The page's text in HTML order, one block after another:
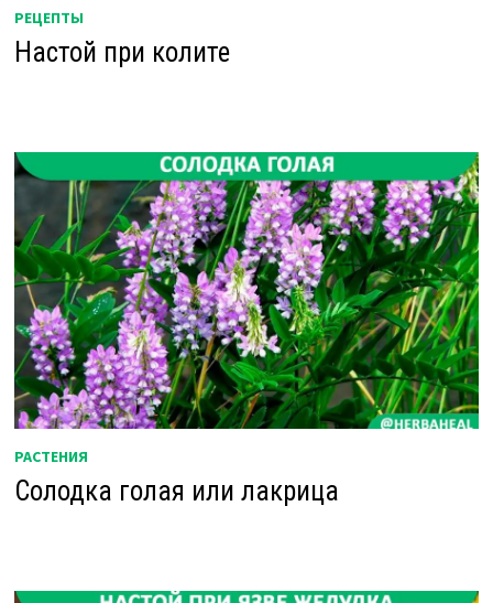
РЕЦЕПТЫ
Настой при колите
РАСТЕНИЯ
Солодка голая или лакрица